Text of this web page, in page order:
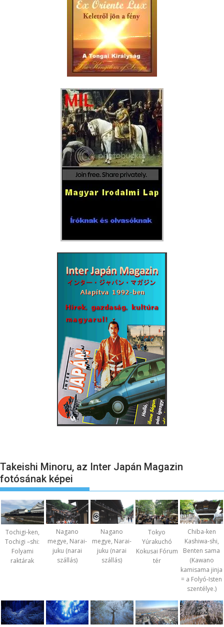
Takeishi Minoru, az Inter Japán Magazin
fotósának képei
Tochigi-ken,
Tochigi –shi:
Folyami
raktárak
Nagano
megye, Narai-
juku (narai
szállás)
Nagano
megye, Narai-
juku (narai
szállás)
Tokyo
Yúrakuchó
Kokusai Fórum
tér
Chiba-ken
Kashiwa-shi,
Benten sama
(Kawano
kamisama jinja
= a Folyó-Isten
szentélye.)